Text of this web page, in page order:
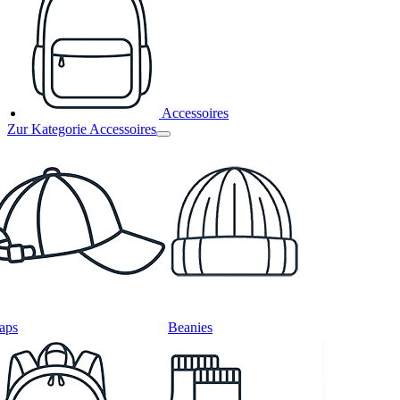
Accessoires
Zur Kategorie Accessoires
Beanies